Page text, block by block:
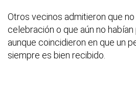
Otros vecinos admitieron que
celebración o que aún no
aunque coincidieron en que un
siempre es bien recibido.